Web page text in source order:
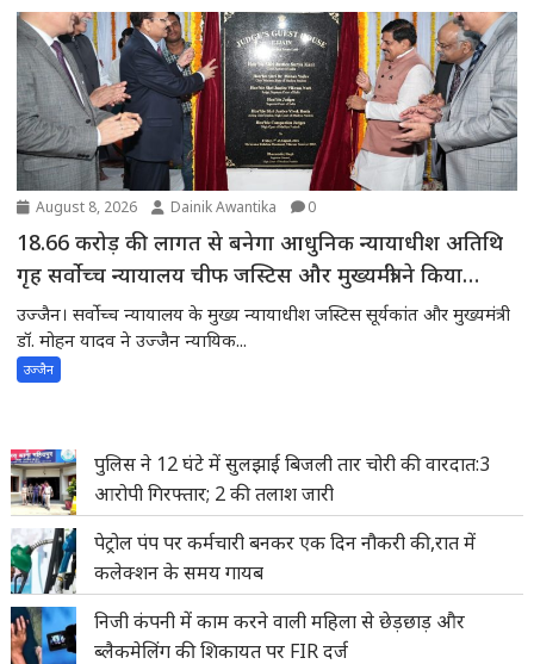
August 8, 2026 Dainik Awantika 0
18.66 करोड़ की लागत से बनेगा आधुनिक न्यायाधीश अतिथि
गृह सर्वोच्च न्यायालय चीफ जस्टिस और मुख्यमंत्री ने किया
भूमिपूजन
उज्जैन। सर्वोच्च न्यायालय के मुख्य न्यायाधीश जस्टिस सूर्यकांत और मुख्यमंत्री
डॉ. मोहन यादव ने उज्जैन न्यायिक...
उज्जैन
पुलिस ने 12 घंटे में सुलझाई बिजली तार चोरी की वारदात:3
आरोपी गिरफ्तार; 2 की तलाश जारी
पेट्रोल पंप पर कर्मचारी बनकर एक दिन नौकरी की,रात में
कलेक्शन के समय गायब
निजी कंपनी में काम करने वाली महिला से छेड़छाड़ और
ब्लैकमेलिंग की शिकायत पर FIR दर्ज